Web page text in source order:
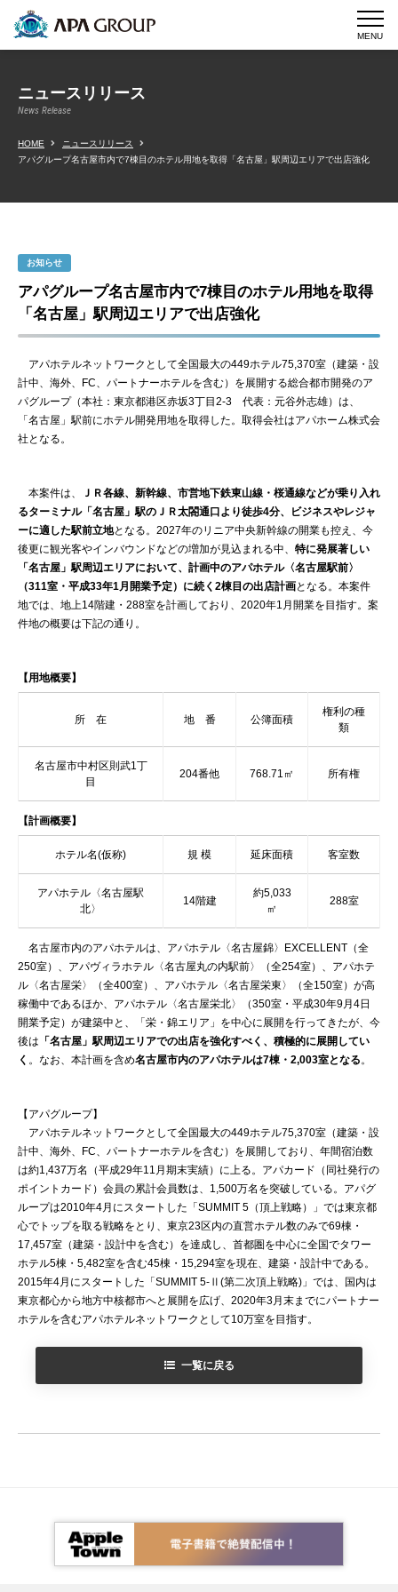
MENU
ニュースリリース
News Release
HOME
ニュースリリース
アパグループ名古屋市内で7棟目のホテル用地を取得「名古屋」駅周辺エリアで出店強化
お知らせ
アパグループ名古屋市内で7棟目のホテル用地を取得
「名古屋」駅周辺エリアで出店強化
アパホテルネットワークとして全国最大の449ホテル75,370室（建築・設
計中、海外、FC、パートナーホテルを含む）を展開する総合都市開発のア
パグループ（本社：東京都港区赤坂3丁目2-3 代表：元谷外志雄）は、
「名古屋」駅前にホテル開発用地を取得した。取得会社はアパホーム株式会
社となる。
本案件は、
ＪＲ各線、新幹線、市営地下鉄東山線・桜通線などが乗り入れ
るターミナル「名古屋」駅のＪＲ太閤通口より徒歩4分、ビジネスやレジャ
ーに適した駅前立地となる。2027年のリニア中央新幹線の開業も控え、今
後更に観光客やインバウンドなどの増加が見込まれる中、 特に発展著しい
「名古屋」駅周辺エリアにおいて、計画中のアパホテル〈名古屋駅前〉
（311室・平成33年1月開業予定）に続く2棟目の出店計画となる。本案件
地では、地上14階建・288室を計画しており、2020年1月開業を目指す。案
件地の概要は下記の通り。
【用地概要】
所 在 地 番 公簿面積
権利の種
類
名古屋市中村区則武1丁
目
204番他 768.71㎡ 所有権
【計画概要】
ホテル名(仮称) 規 模 延床面積 客室数
アパホテル〈名古屋駅
北〉
14階建
約5,033
㎡
288室
名古屋市内のアパホテルは、アパホテル〈名古屋錦〉EXCELLENT（全
250室）、アパヴィラホテル〈名古屋丸の内駅前〉（全254室）、アパホテ
ル〈名古屋栄〉（全400室）、アパホテル〈名古屋栄東〉（全150室）が高
稼働中であるほか、アパホテル〈名古屋栄北〉（350室・平成30年9月4日
開業予定）が建築中と、「栄・錦エリア」を中心に展開を行ってきたが、今
後は 「名古屋」駅周辺エリアでの出店を強化すべく、積極的に展開してい
く 。なお、本計画を含め名古屋市内のアパホテルは7棟・2,003室となる 。
【アパグループ】
アパホテルネットワークとして全国最大の449ホテル75,370室（建築・設
計中、海外、FC、パートナーホテルを含む）を展開しており、年間宿泊数
は約1,437万名（平成29年11月期末実績）に上る。アパカード（同社発行の
ポイントカード）会員の累計会員数は、1,500万名を突破している。アパグ
ループは2010年4月にスタートした「SUMMIT 5（頂上戦略）」では東京都
心でトップを取る戦略をとり、東京23区内の直営ホテル数のみで69棟・
17,457室（建築・設計中を含む）を達成し、首都圏を中心に全国でタワー
ホテル5棟・5,482室を含む45棟・15,294室を現在、建築・設計中である。
2015年4月にスタートした「SUMMIT 5-Ⅱ(第二次頂上戦略)」では、国内は
東京都心から地方中核都市へと展開を広げ、2020年3月末までにパートナー
ホテルを含むアパホテルネットワークとして10万室を目指す。
一覧に戻る